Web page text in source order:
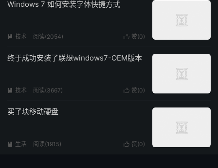
Windows 7 如何安装字体快捷方式
 赞(0)
 技术 阅读(2054)
终于成功安装了联想windows7-OEM版本
 赞(0)
 技术 阅读(3667)
买了块移动硬盘
 赞(0)
 生活 阅读(1915)